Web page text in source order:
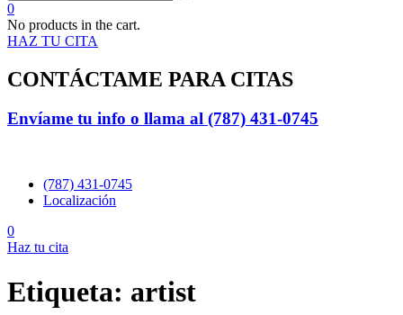
0
No products in the cart.
HAZ TU CITA
CONTÁCTAME PARA CITAS
Envíame tu info o llama al (787) 431-0745
(787) 431-0745
Localización
0
Haz tu cita
Etiqueta: artist